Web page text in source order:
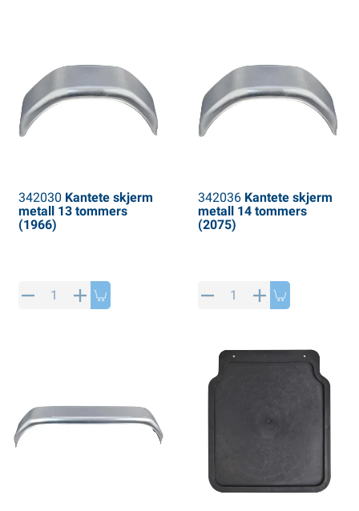
342030 Kantete skjerm
metall 13 tommers
(1966)
342036Kantete skjerm
metall 14 tommers
(2075)